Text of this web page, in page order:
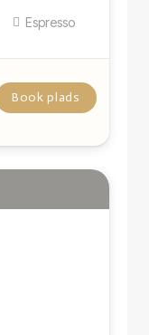
Espresso
Book plads